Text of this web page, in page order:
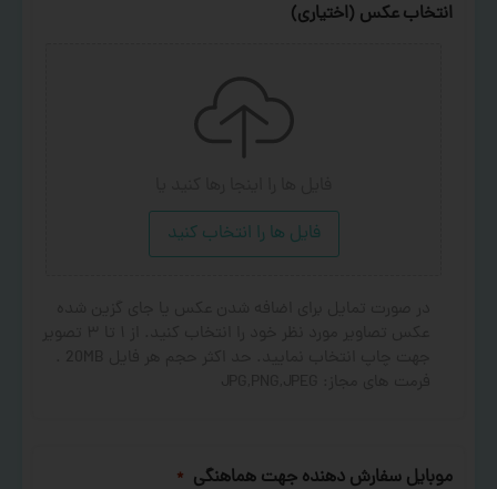
انتخاب عکس (اختیاری)
فایل ها را انتخاب کنید
موبایل سفارش دهنده جهت هماهنگی *